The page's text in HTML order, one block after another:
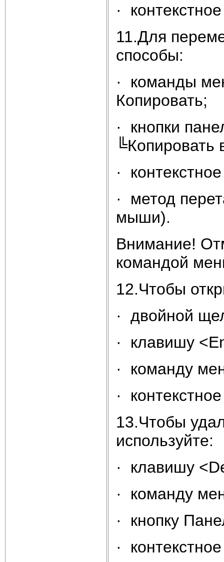
·
11.Для
способы:
· команды
Копировать;
· кнопки
╚Копировать
·
· метод
мыши).
Внимание!
командой
12.Чтобы
· двойной
· клавишу
· команду
·
13.Чтобы
используйте:
· клавишу
· команду
· кнопку
·